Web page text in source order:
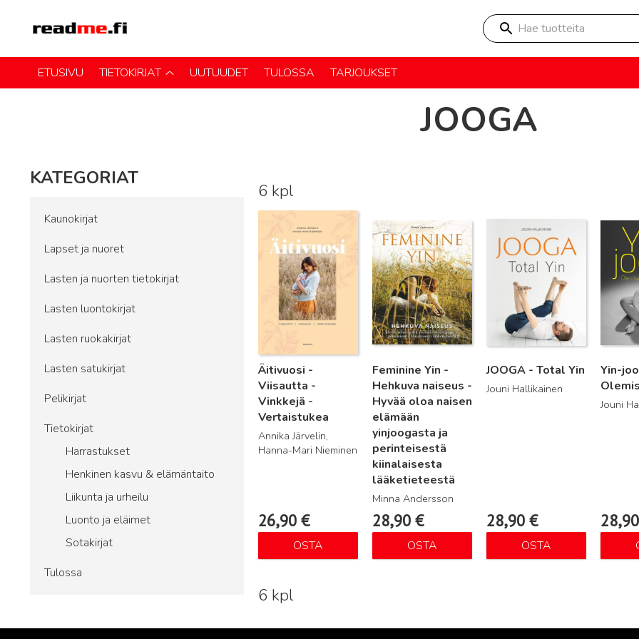
Hae tuotteita
ETUSIVU TIETOKIRJAT UUTUUDET TULOSSA TARJOUKSET
JOOGA
KATEGORIAT
Kaunokirjat
Lapset ja nuoret
Lasten ja nuorten tietokirjat
Lasten luontokirjat
Lasten ruokakirjat
Lasten satukirjat
Pelikirjat
Tietokirjat
Harrastukset
Henkinen kasvu & elämäntaito
Liikunta ja urheilu
Luonto ja eläimet
Sotakirjat
Tulossa
6 kpl
Äitivuosi -
Viisautta -
Vinkkejä -
Vertaistukea
Annika Järvelin,
Hanna-Mari Nieminen
26,90 €
OSTA
Feminine Yin -
Hehkuva naiseus -
Hyvää oloa naisen
elämään
yinjoogasta ja
perinteisestä
kiinalaisesta
lääketieteestä
Minna Andersson
28,90 €
OSTA
Lue lisää
JOOGA - Total Yin
Jouni Hallikainen
28,90 €
OSTA
Lue lisää
Yin-
Jouni
28,90
Lue
6 kpl